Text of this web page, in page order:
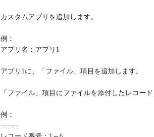
カスタムアプリを追加します。
例：
アプリ名：アプリ1
アプリ1に、「ファイル」項目を追加します。
「ファイル」項目にファイルを添付したレコー
例：
-------